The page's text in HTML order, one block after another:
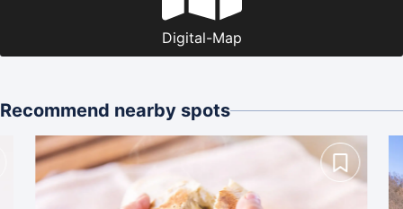
Digital-Map
Recommend nearby spots